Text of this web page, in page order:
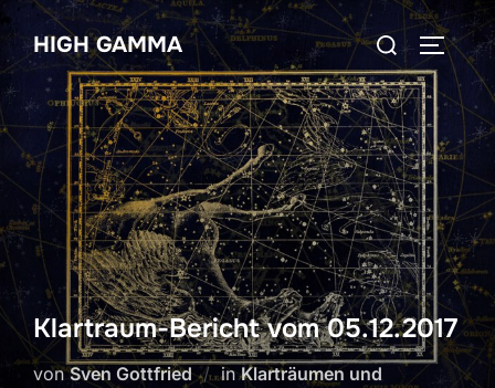
Zum
Inhalt
springen
HIGH GAMMA
Suchen
nach:
Klartraum-Bericht vom 05.12.2017
vonSven Gottfried inKlarträumen und